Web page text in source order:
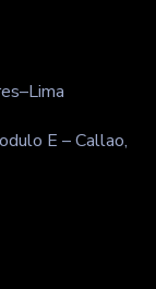
E – Callao,